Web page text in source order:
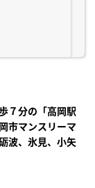
７分の「高岡駅
市マンスリーマ
波、氷見、小矢